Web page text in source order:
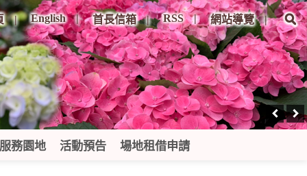
English 首長信箱 RSS 網站導覽
務園地 活動預告 場地租借申請